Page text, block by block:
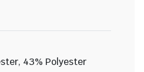
43% Polyester